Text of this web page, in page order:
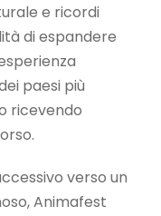
e ricordi
di espandere
paesi più
ricevendo
verso un
Animafest